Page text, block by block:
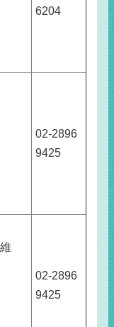
6204
02-2896
9425
02-2896
9425